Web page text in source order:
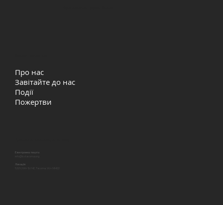
Про нас
Завітайте до нас
Події
Пожертви
Електронна пошта
Локація